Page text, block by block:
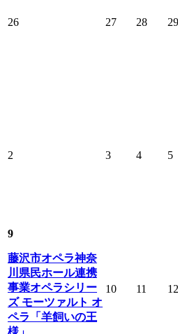
26 27 28 29
2 3 4 5
9
藤沢市オペラ神奈
川県民ホール連携
事業オペラシリー
ズ モーツァルト オ
ペラ「羊飼いの王
10 11 12